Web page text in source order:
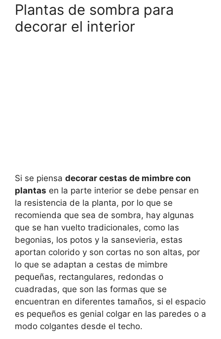
Plantas de sombra para
decorar el interior
Si se piensa decorar cestas de mimbre con
plantas en la parte interior se debe pensar en
la resistencia de la planta, por lo que se
recomienda que sea de sombra, hay algunas
que se han vuelto tradicionales, como las
begonias, los potos y la sansevieria, estas
aportan colorido y son cortas no son altas, por
lo que se adaptan a cestas de mimbre
pequeñas, rectangulares, redondas o
cuadradas, que son las formas que se
encuentran en diferentes tamaños, si el espacio
es pequeños es genial colgar en las paredes o a
modo colgantes desde el techo.